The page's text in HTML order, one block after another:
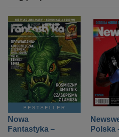
BESTSELLER
Nowa
Fantastyka –
Polska